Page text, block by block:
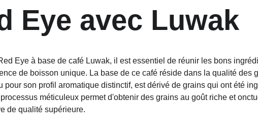
Eye avec Luwak
Eye à base de café Luwak, il est essentiel de réunir les bons
de boisson unique. La base de ce café réside dans la qualité des
pour son profil aromatique distinctif, est dérivé de grains qui ont été
méticuleux permet d'obtenir des grains au goût riche et
de qualité supérieure.